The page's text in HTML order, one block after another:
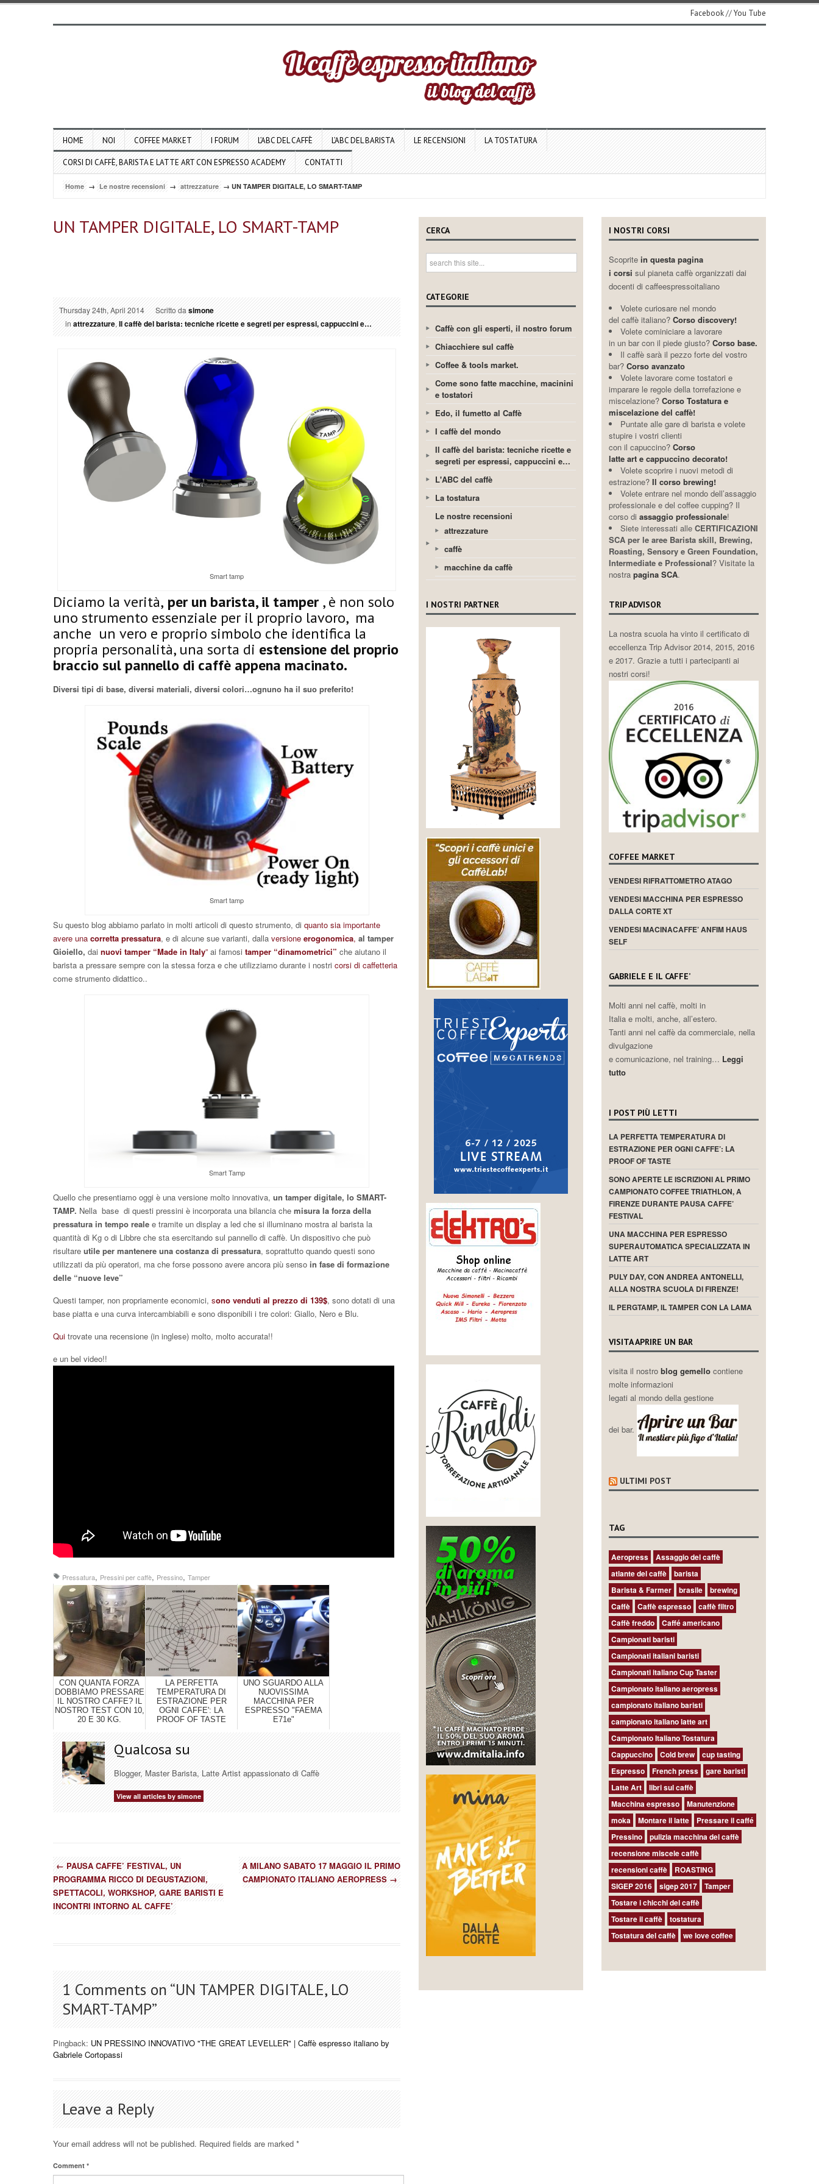
Facebook//You Tube
HOME NOI COFFEE MARKET I FORUM L’ABC DEL CAFFÈ L’ABC DEL BARISTA LE RECENSIONI LA TOSTATURA
CORSI DI CAFFÈ, BARISTA E LATTE ART CON ESPRESSO ACADEMY CONTATTI
Home → Le nostre recensioni → attrezzature → UN TAMPER DIGITALE, LO SMART-TAMP
UN TAMPER DIGITALE, LO SMART-TAMP
Thursday 24th, April 2014 Scritto dasimone
inattrezzature,Il caffè del barista: tecniche ricette e segreti per espressi, cappuccini e…
Smart tamp
Diciamo la verità, per un barista, il tamper , è non solo
uno strumento essenziale per il proprio lavoro, ma
anche un vero e proprio simbolo che identifica la
propria personalità, una sorta di estensione del proprio
braccio sul pannello di caffè appena macinato.
Diversi tipi di base, diversi materiali, diversi colori…ognuno ha il suo preferito!
Smart tamp
Su questo blog abbiamo parlato in molti articoli di questo strumento, di quanto sia importante
avere una corretta pressatura, e di alcune sue varianti, dalla versione erogonomica, al tamper
Gioiello, dai nuovi tamper “Made in Italy” ai famosi tamper “dinamometrici” che aiutano il
barista a pressare sempre con la stessa forza e che utilizziamo durante i nostri corsi di caffetteria
come strumento didattico..
Smart Tamp
Quello che presentiamo oggi è una versione molto innovativa, un tamper digitale, lo SMART-
TAMP. Nella base di questi pressini è incorporata una bilancia che misura la forza della
pressatura in tempo reale e tramite un display a led che si illuminano mostra al barista la
quantità di Kg o di Libbre che sta esercitando sul pannello di caffè. Un dispositivo che può
risultare utile per mantenere una costanza di pressatura, soprattutto quando questi sono
utilizzati da più operatori, ma che forse possono avere ancora più senso in fase di formazione
delle “nuove leve”
Questi tamper, non propriamente economici, sono venduti al prezzo di 139$, sono dotati di una
base piatta e una curva intercambiabili e sono disponibili i tre colori: Giallo, Nero e Blu.
Qui trovate una recensione (in inglese) molto, molto accurata!!
e un bel video!!
Pressatura, Pressini per caffè, Pressino, Tamper
CON QUANTA FORZA
DOBBIAMO PRESSARE
IL NOSTRO CAFFE? IL
NOSTRO TEST CON 10,
20 E 30 KG.
LA PERFETTA
TEMPERATURA DI
ESTRAZIONE PER
OGNI CAFFE': LA
PROOF OF TASTE
UNO SGUARDO ALLA
NUOVISSIMA
MACCHINA PER
ESPRESSO "FAEMA
E71e"
Qualcosa su
Blogger, Master Barista, Latte Artist appassionato di Caffè
View all articles by simone
←PAUSA CAFFE’ FESTIVAL, UN
PROGRAMMA RICCO DI DEGUSTAZIONI,
SPETTACOLI, WORKSHOP, GARE BARISTI E
INCONTRI INTORNO AL CAFFE’
A MILANO SABATO 17 MAGGIO IL PRIMO
CAMPIONATO ITALIANO AEROPRESS→
1 Comments on “UN TAMPER DIGITALE, LO
SMART-TAMP”
Pingback: UN PRESSINO INNOVATIVO "THE GREAT LEVELLER" | Caffè espresso italiano by
Gabriele Cortopassi
Leave a Reply
Your email address will not be published. Required fields are marked *
Comment *
CERCA
CATEGORIE
Caffè con gli esperti, il nostro forum
Chiacchiere sul caffè
Coffee & tools market.
Come sono fatte macchine, macinini
e tostatori
Edo, il fumetto al Caffè
I caffè del mondo
Il caffè del barista: tecniche ricette e
segreti per espressi, cappuccini e…
L'ABC del caffè
La tostatura
Le nostre recensioni
attrezzature
caffè
macchine da caffè
I NOSTRI PARTNER
I NOSTRI CORSI
Scoprite in questa pagina
i corsi sul pianeta caffè organizzati dai
docenti di caffeespressoitaliano
Volete curiosare nel mondo
del caffè italiano?Corso discovery!
Volete cominiciare a lavorare
in un bar con il piede giusto? Corso base.
Il caffè sarà il pezzo forte del vostro
bar? Corso avanzato
Volete lavorare come tostatori e
imparare le regole della torrefazione e
miscelazione? Corso Tostatura e
miscelazione del caffè!
Puntate alle gare di barista e volete
stupire i vostri clienti
con il capuccino? Corso
latte art e cappuccino decorato!
Volete scoprire i nuovi metodi di
estrazione? Il corso brewing!
Volete entrare nel mondo dell’assaggio
professionale e del coffee cupping? Il
corso di assaggio professionale!
Siete interessati alle CERTIFICAZIONI
SCA per le aree Barista skill, Brewing,
Roasting, Sensory e Green Foundation,
Intermediate e Professional? Visitate la
nostra pagina SCA.
TRIP ADVISOR
La nostra scuola ha vinto il certificato di
eccellenza Trip Advisor 2014, 2015, 2016
e 2017. Grazie a tutti i partecipanti ai
nostri corsi!
COFFEE MARKET
VENDESI RIFRATTOMETRO ATAGO
VENDESI MACCHINA PER ESPRESSO
DALLA CORTE XT
VENDESI MACINACAFFE’ ANFIM HAUS
SELF
GABRIELE E IL CAFFE’
Molti anni nel caffè, molti in
Italia e molti, anche, all’estero.
Tanti anni nel caffè da commerciale, nella
divulgazione
e comunicazione, nel training… Leggi
tutto
I POST PIÙ LETTI
LA PERFETTA TEMPERATURA DI
ESTRAZIONE PER OGNI CAFFE’: LA
PROOF OF TASTE
SONO APERTE LE ISCRIZIONI AL PRIMO
CAMPIONATO COFFEE TRIATHLON, A
FIRENZE DURANTE PAUSA CAFFE’
FESTIVAL
UNA MACCHINA PER ESPRESSO
SUPERAUTOMATICA SPECIALIZZATA IN
LATTE ART
PULY DAY, CON ANDREA ANTONELLI,
ALLA NOSTRA SCUOLA DI FIRENZE!
IL PERGTAMP, IL TAMPER CON LA LAMA
VISITA APRIRE UN BAR
visita il nostro blog gemello contiene
molte informazioni
legati al mondo della gestione
dei bar.
ULTIMI POST
TAG
Aeropress
Assaggio del caffè
atlante del caffè
barista
Barista & Farmer
brasile
brewing
Caffè
Caffè espresso
caffè filtro
Caffè freddo
Caffé americano
Campionati baristi
Campionati italiani baristi
Campionati italiano Cup Taster
Campionato italiano aeropress
campionato italiano baristi
campionato italiano latte art
Campionato Italiano Tostatura
Cappuccino
Cold brew
cup tasting
Espresso
French press
gare baristi
Latte Art
libri sul caffè
Macchina espresso
Manutenzione
moka
Montare il latte
Pressare il caffé
Pressino
pulizia macchina del caffè
recensione miscele caffè
recensioni caffè
ROASTING
SIGEP 2016
sigep 2017
Tamper
Tostare i chicchi del caffè
Tostare il caffè
tostatura
Tostatura del caffè
we love coffee